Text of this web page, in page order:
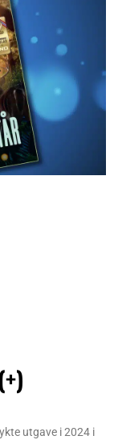
utgave i 2024 i